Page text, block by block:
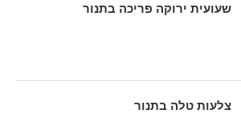
שעועית ירוקה פריכה בתנור
צלעות טלה בתנור